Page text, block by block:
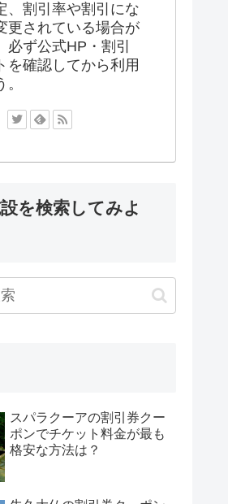
、割引率や割引にな
更されている場合が
必ず公式HP・割引
を確認してから利用
を検索してみよ
スパラクーアの割引券クー
ポンでチケット料金が最も
格安な方法は？